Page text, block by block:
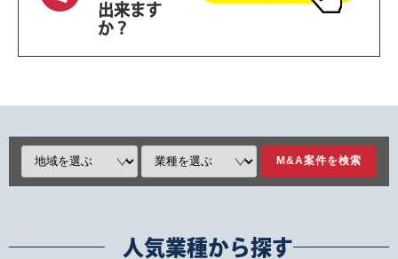
出来ます
か？
人気業種から探す